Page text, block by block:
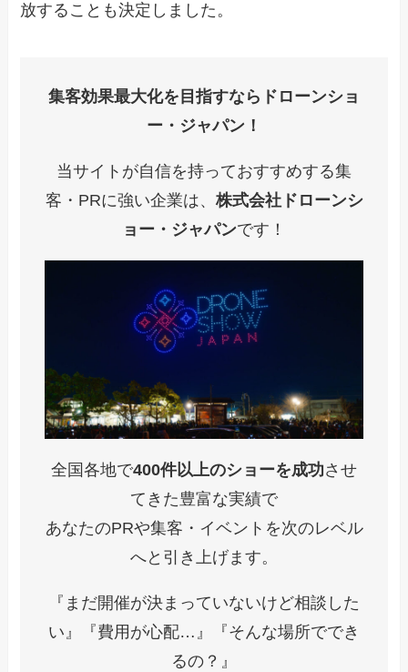
放することも決定しました。
集客効果最大化を目指すならドローンショ
ー・ジャパン！
当サイトが自信を持っておすすめする集
客・PRに強い企業は、 株式会社ドローンシ
ョー・ジャパンです！
全国各地で400件以上のショーを成功させ
てきた豊富な実績で
あなたのPRや集客・イベントを次のレベル
へと引き上げます。
『まだ開催が決まっていないけど相談した
い』『費用が心配…』『そんな場所ででき
るの？』